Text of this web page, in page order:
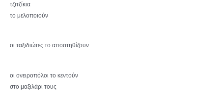
τζιτζίκια
το μελοποιούν
οι ταξιδιώτες το αποστηθίζουν
οι ονειροπόλοι το κεντούν
στο μαξιλάρι τους